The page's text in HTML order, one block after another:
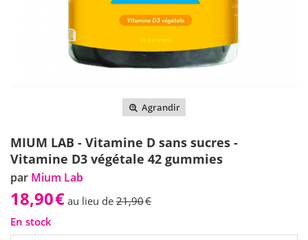
Agrandir
MIUM LAB - Vitamine D sans sucres -
Vitamine D3 végétale 42 gummies
par Mium Lab
18,90€ au lieu de 21,90€
En stock